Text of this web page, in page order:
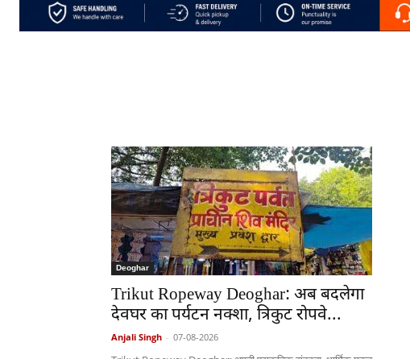
Deoghar
Trikut Ropeway Deoghar: अब बदलेगा
देवघर का पर्यटन नक्शा, त्रिकुट रोपवे...
Anjali Singh - 07-08-2026